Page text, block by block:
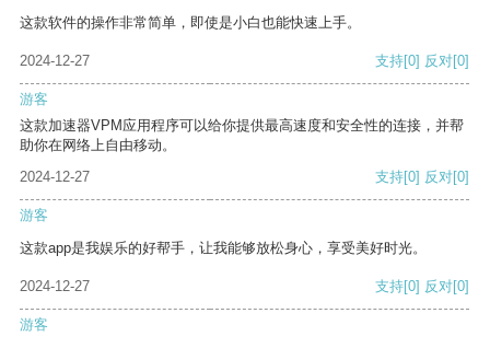
这款软件的操作非常简单，即使是小白也能快速上手。
2024-12-27 支持[0] 反对[0]
游客
这款加速器VPM应用程序可以给你提供最高速度和安全性的连接，并帮
助你在网络上自由移动。
2024-12-27
支持[0] 反对[0]
游客
这款app是我娱乐的好帮手，让我能够放松身心，享受美好时光。
2024-12-27 支持[0] 反对[0]
游客